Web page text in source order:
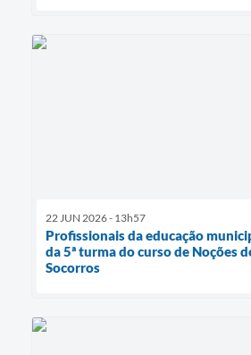
22 JUN 2026 - 13h57
Profissionais da educação
da 5ª turma do curso de Noções
Socorros